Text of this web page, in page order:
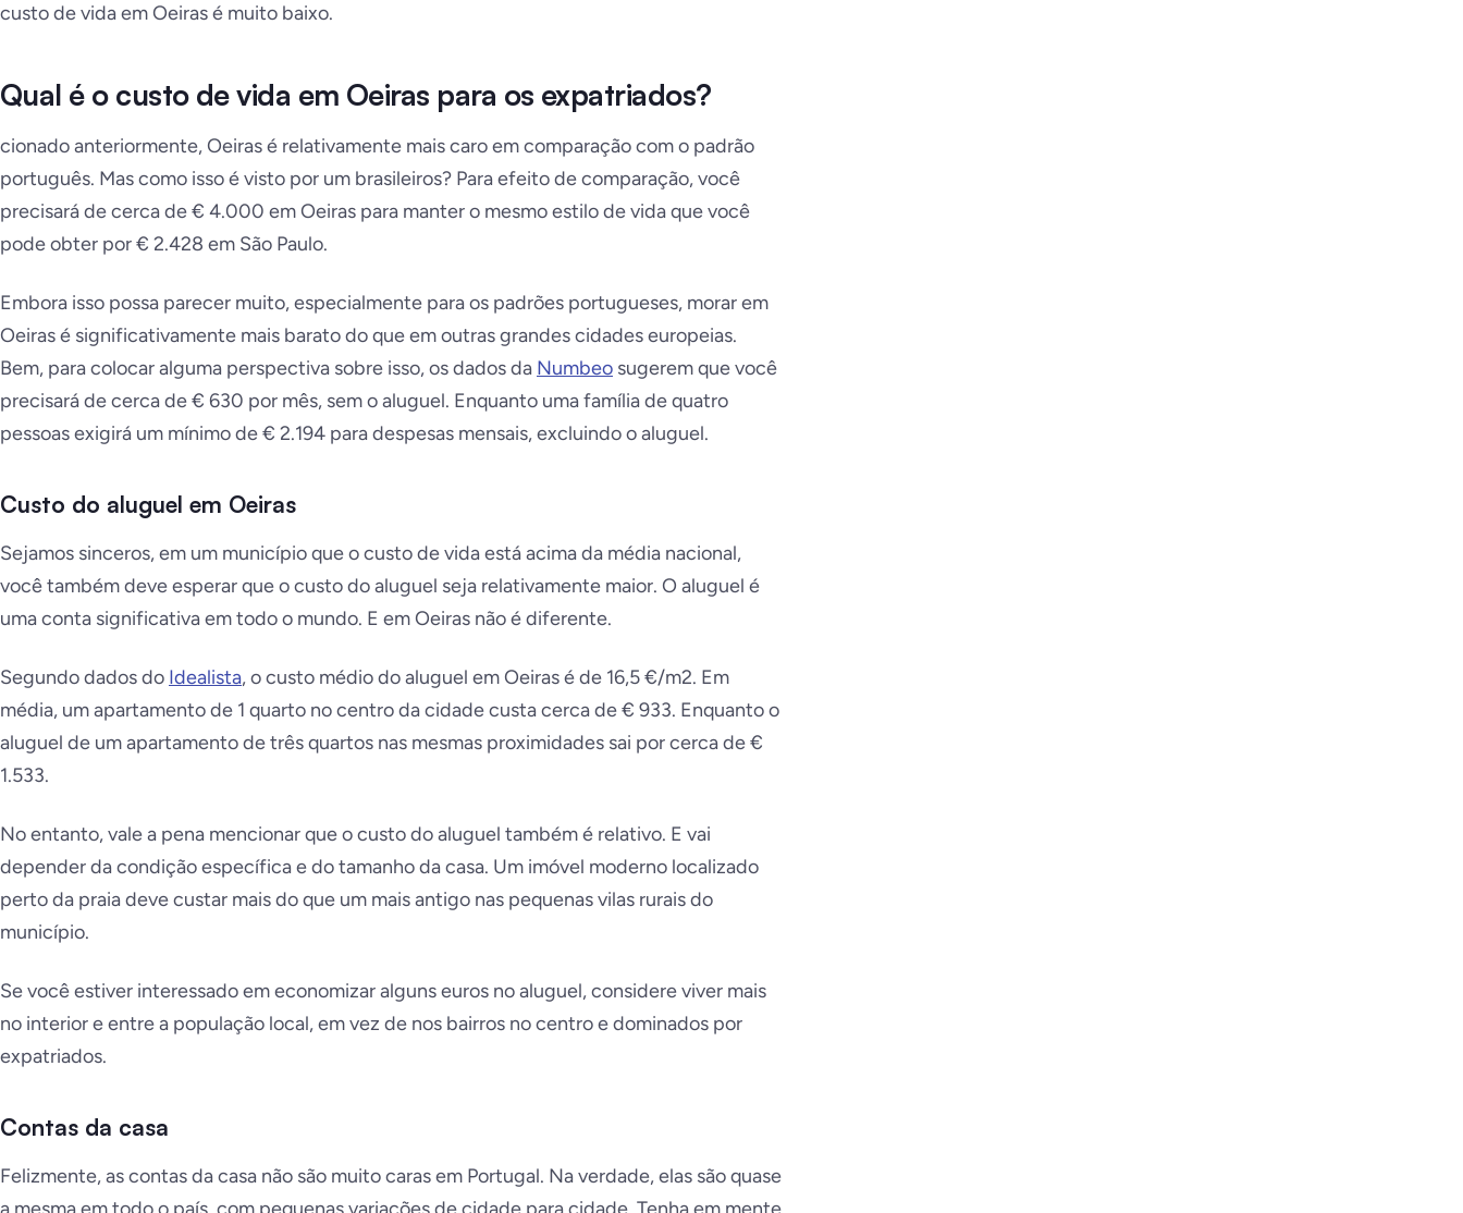
custo de vida em Oeiras é muito baixo.
Qual é o custo de vida em Oeiras para os expatriados?
cionado anteriormente, Oeiras é relativamente mais caro em comparação com o padrão
português. Mas como isso é visto por um brasileiros? Para efeito de comparação, você
precisará de cerca de € 4.000 em Oeiras para manter o mesmo estilo de vida que você
pode obter por € 2.428 em São Paulo.
Embora isso possa parecer muito, especialmente para os padrões portugueses, morar em
Oeiras é significativamente mais barato do que em outras grandes cidades europeias.
Bem, para colocar alguma perspectiva sobre isso, os dados da Numbeo sugerem que você
precisará de cerca de € 630 por mês, sem o aluguel. Enquanto uma família de quatro
pessoas exigirá um mínimo de € 2.194 para despesas mensais, excluindo o aluguel.
Custo do aluguel em Oeiras
Sejamos sinceros, em um município que o custo de vida está acima da média nacional,
você também deve esperar que o custo do aluguel seja relativamente maior. O aluguel é
uma conta significativa em todo o mundo. E em Oeiras não é diferente.
Segundo dados do Idealista, o custo médio do aluguel em Oeiras é de 16,5 €/m2. Em
média, um apartamento de 1 quarto no centro da cidade custa cerca de € 933. Enquanto o
aluguel de um apartamento de três quartos nas mesmas proximidades sai por cerca de €
1.533.
No entanto, vale a pena mencionar que o custo do aluguel também é relativo. E vai
depender da condição específica e do tamanho da casa. Um imóvel moderno localizado
perto da praia deve custar mais do que um mais antigo nas pequenas vilas rurais do
município.
Se você estiver interessado em economizar alguns euros no aluguel, considere viver mais
no interior e entre a população local, em vez de nos bairros no centro e dominados por
expatriados.
Contas da casa
Felizmente, as contas da casa não são muito caras em Portugal. Na verdade, elas são quase